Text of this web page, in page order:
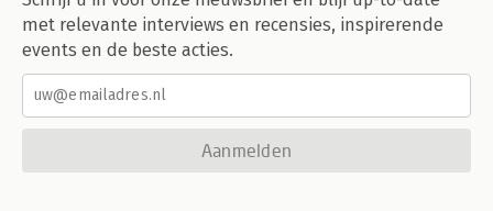
met relevante interviews en recensies, inspirerende
events en de beste acties.
Aanmelden